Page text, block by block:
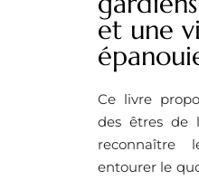
et une
Ce livre
des êtres de
reconnaître
entourer le